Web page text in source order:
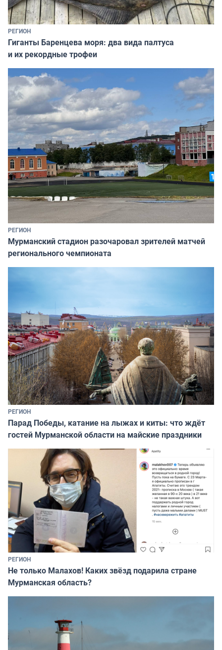
РЕГИОН
Гиганты Баренцева моря: два вида палтуса
и их рекордные трофеи
РЕГИОН
Мурманский стадион разочаровал зрителей матчей
регионального чемпионата
РЕГИОН
Парад Победы, катание на лыжах и киты: что ждёт
гостей Мурманской области на майские праздники
РЕГИОН
Не только Малахов! Каких звёзд подарила стране
Мурманская область?